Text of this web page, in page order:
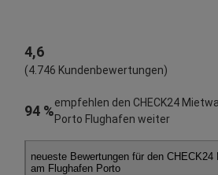
4,6
(4.746 Kundenbewertungen)
94 %
empfehlen den CHECK24
Porto Flughafen weiter
neueste Bewertungen für den CHECK24
am Flughafen Porto